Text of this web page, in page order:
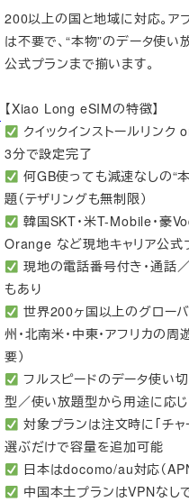
200以上の国と地域に対応。ア
は不要で、“本物”のデータ使い
公式プランまで揃います。
【Xiao Long eSIMの特徴】
クイックインストールリン
3分で設定完了
何GB使っても減速なしの“
題（テザリングも無制限）
韓国SKT・米T-Mobile・豪
Orange など現地キャリア公式
現地の電話番号付き・通話
もあり
世界200ヶ国以上のグローバ
州・北南米・中東・アフリカの周
要）
フルスピードのデータ使い
型／使い放題型から用途に応
対象プランは注文時に「チャ
選ぶだけで容量を追加可能
日本はdocomo/au対応（
中国本土プランはVPNなし